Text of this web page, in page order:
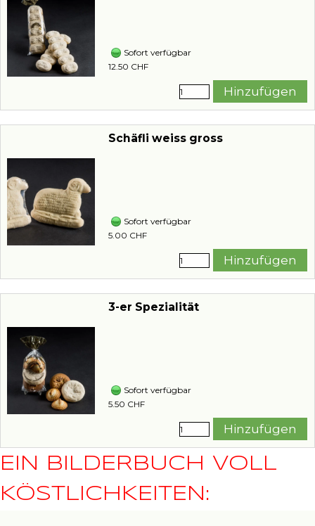
Sofort verfügbar
12.50 CHF
Hinzufügen
Schäfli weiss gross
Sofort verfügbar
5.00 CHF
Hinzufügen
3-er Spezialität
Sofort verfügbar
5.50 CHF
Hinzufügen
EIN BILDERBUCH VOLL
KÖSTLICHKEITEN: